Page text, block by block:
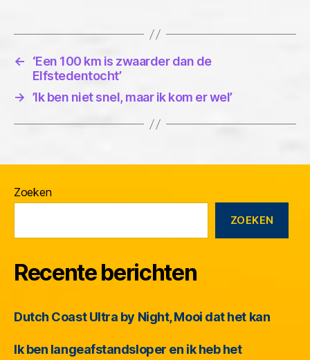
←
‘Een 100 km is zwaarder dan de
Elfstedentocht’
→ ’Ik ben niet snel, maar ik kom er wel’
Zoeken
ZOEKEN
Recente berichten
Dutch Coast Ultra by Night, Mooi dat het kan
Ik ben langeafstandsloper en ik heb het